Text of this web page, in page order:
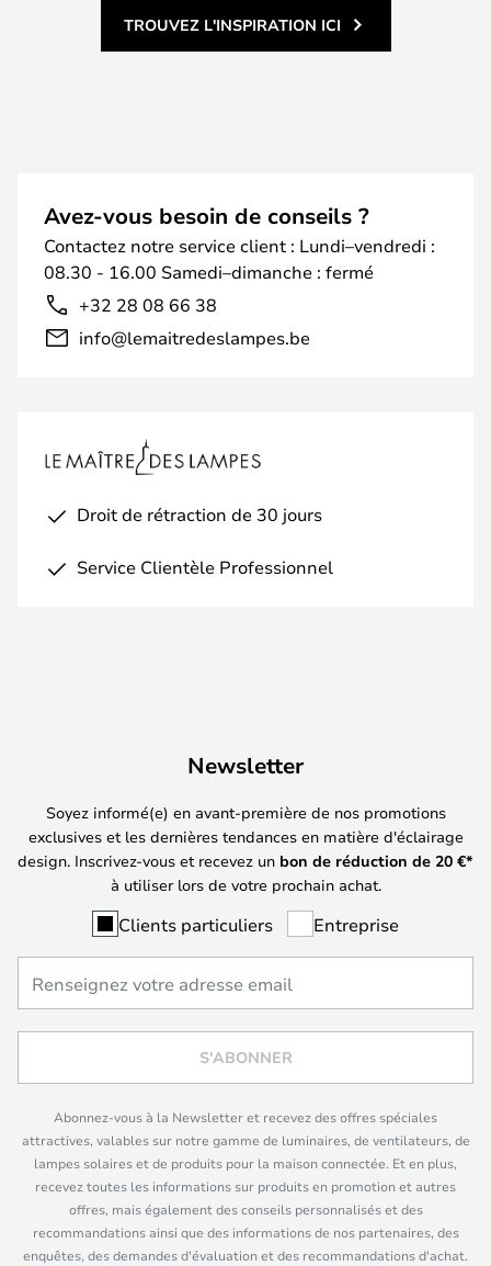
TROUVEZ L'INSPIRATION ICI
Avez-vous besoin de conseils ?
Contactez notre service client : Lundi–vendredi :
08.30 - 16.00 Samedi–dimanche : fermé
+32 28 08 66 38
info@lemaitredeslampes.be
Droit de rétraction de 30 jours
Service Clientèle Professionnel
Newsletter
Soyez informé(e) en avant-première de nos promotions
exclusives et les dernières tendances en matière d'éclairage
design. Inscrivez-vous et recevez un bon de réduction de 20 €*
à utiliser lors de votre prochain achat.
Clients particuliers Entreprise
S'ABONNER
Abonnez-vous à la Newsletter et recevez des offres spéciales
attractives, valables sur notre gamme de luminaires, de ventilateurs, de
lampes solaires et de produits pour la maison connectée. Et en plus,
recevez toutes les informations sur produits en promotion et autres
offres, mais également des conseils personnalisés et des
recommandations ainsi que des informations de nos partenaires, des
enquêtes, des demandes d'évaluation et des recommandations d'achat.